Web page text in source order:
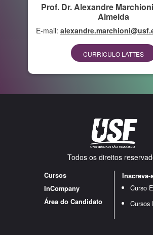
Prof. Dr. Alexandre
Almeida
E-mail:
CURRICULO LATTES
Todos os direitos
Cursos
InCompany
Área do Candidato
Inscreva-
Curso
Cursos